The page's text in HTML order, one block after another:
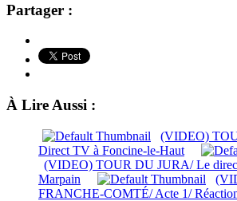
Partager :
À Lire Aussi :
(VIDEO)
Direct TV à Foncine-le-Haut
(VIDEO) TOUR DU JURA/ Le
Marpain
FRANCHE-COMTÉ/ Acte 1/